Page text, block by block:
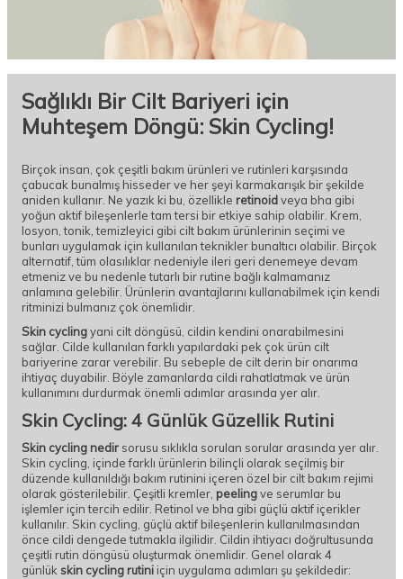
Sağlıklı Bir Cilt Bariyeri için
Muhteşem Döngü: Skin Cycling!
Birçok insan, çok çeşitli bakım ürünleri ve rutinleri karşısında
çabucak bunalmış hisseder ve her şeyi karmakarışık bir şekilde
aniden kullanır. Ne yazık ki bu, özellikle retinoidveya bha gibi
yoğun aktif bileşenlerle tam tersi bir etkiye sahip olabilir. Krem,
losyon, tonik, temizleyici gibi cilt bakım ürünlerinin seçimi ve
bunları uygulamak için kullanılan teknikler bunaltıcı olabilir. Birçok
alternatif, tüm olasılıklar nedeniyle ileri geri denemeye devam
etmeniz ve bu nedenle tutarlı bir rutine bağlı kalmamanız
anlamına gelebilir. Ürünlerin avantajlarını kullanabilmek için kendi
ritminizi bulmanız çok önemlidir.
Skin cyclingyani cilt döngüsü, cildin kendini onarabilmesini
sağlar. Cilde kullanılan farklı yapılardaki pek çok ürün cilt
bariyerine zarar verebilir. Bu sebeple de cilt derin bir onarıma
ihtiyaç duyabilir. Böyle zamanlarda cildi rahatlatmak ve ürün
kullanımını durdurmak önemli adımlar arasında yer alır.
Skin Cycling: 4 Günlük Güzellik Rutini
Skin cycling nedir sorusu sıklıkla sorulan sorular arasında yer alır.
Skin cycling, içinde farklı ürünlerin bilinçli olarak seçilmiş bir
düzende kullanıldığı bakım rutinini içeren özel bir cilt bakım rejimi
olarak gösterilebilir. Çeşitli kremler, peelingve serumlar bu
işlemler için tercih edilir. Retinol ve bha gibi güçlü aktif içerikler
kullanılır. Skin cycling, güçlü aktif bileşenlerin kullanılmasından
önce cildi dengede tutmakla ilgilidir. Cildin ihtiyacı doğrultusunda
çeşitli rutin döngüsü oluşturmak önemlidir. Genel olarak 4
günlükskin cycling rutini için uygulama adımları şu şekildedir: